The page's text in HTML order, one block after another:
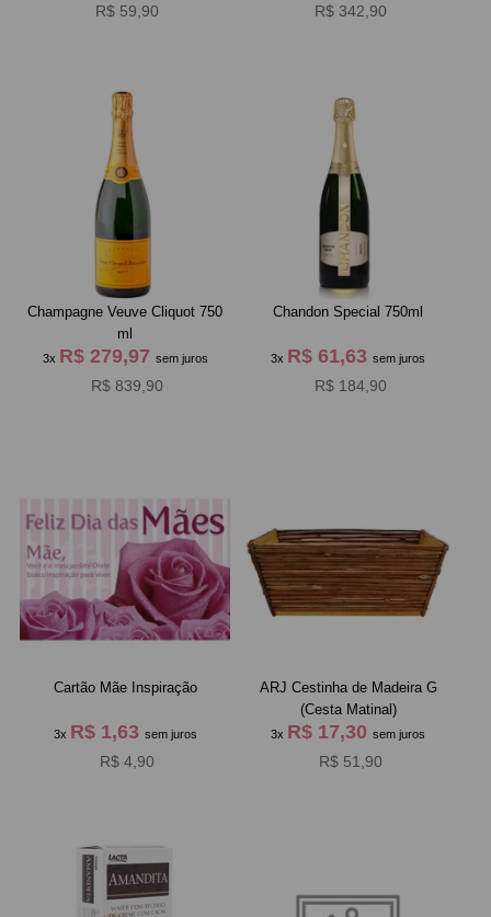
R$ 59,90 R$ 342,90
Champagne Veuve Cliquot 750
ml
3x R$ 279,97 sem juros
R$ 839,90
Chandon Special 750ml
3x R$ 61,63sem juros
R$ 184,90
Cartão Mãe Inspiração
3x R$ 1,63 sem juros
R$ 4,90
ARJ Cestinha de Madeira G
(Cesta Matinal)
3x R$ 17,30sem juros
R$ 51,90